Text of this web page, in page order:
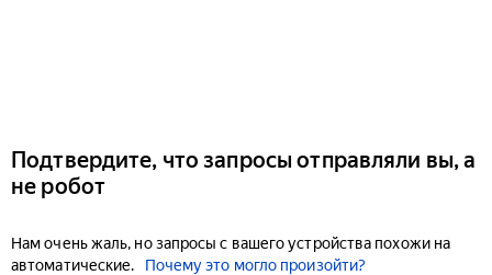
Подтвердите, что запросы отправляли вы, а
не робот
Нам очень жаль, но запросы с вашего устройства похожи на
автоматические.
Почему это могло произойти?